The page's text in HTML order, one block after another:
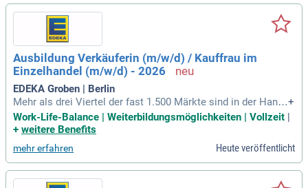
Ausbildung Verkäuferin (m/w/d) / Kauffrau im
Einzelhandel (m/w/d) - 2026
EDEKA Groben | Berlin
Mehr als drei Viertel der fast 1.500 Märkte sind in der Hand
von rund 640 selbstständigen EDEKA-Kaufleuten.
+
Work-Life-Balance | Weiterbildungsmöglichkeiten | Vollzeit |
+ weitere Benefits
mehr erfahren Heute veröffentlicht